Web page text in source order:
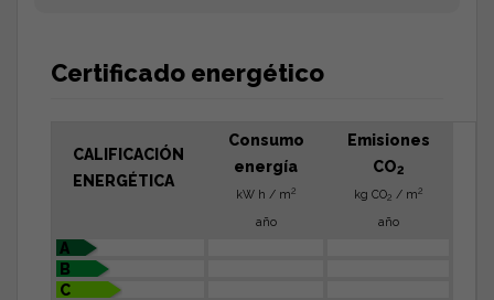
Certificado energético
CALIFICACIÓN
ENERGÉTICA
Consumo
energía
kW h / m2
año
Emisiones
CO2
kg CO2 / m2
año
A
B
C